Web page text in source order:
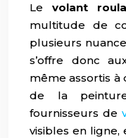
Le volant
multitude de
plusieurs
s’offre donc
même assortis
de la peinture
fournisseurs de
visibles en ligne,